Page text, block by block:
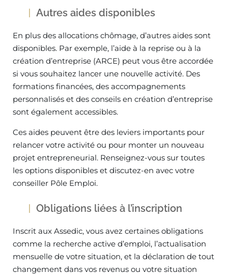
Autres aides disponibles
En plus des allocations chômage, d’autres aides sont
disponibles. Par exemple, l’aide à la reprise ou à la
création d’entreprise (ARCE) peut vous être accordée
si vous souhaitez lancer une nouvelle activité. Des
formations financées, des accompagnements
personnalisés et des conseils en création d’entreprise
sont également accessibles.
Ces aides peuvent être des leviers importants pour
relancer votre activité ou pour monter un nouveau
projet entrepreneurial. Renseignez-vous sur toutes
les options disponibles et discutez-en avec votre
conseiller Pôle Emploi.
Obligations liées à l’inscription
Inscrit aux Assedic, vous avez certaines obligations
comme la recherche active d’emploi, l’actualisation
mensuelle de votre situation, et la déclaration de tout
changement dans vos revenus ou votre situation